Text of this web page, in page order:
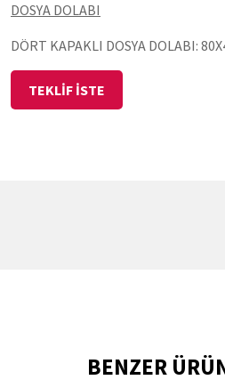
DOSYA DOLABI
DÖRT KAPAKLI DOSYA DOLABI:
TEKLİF İSTE
BENZER